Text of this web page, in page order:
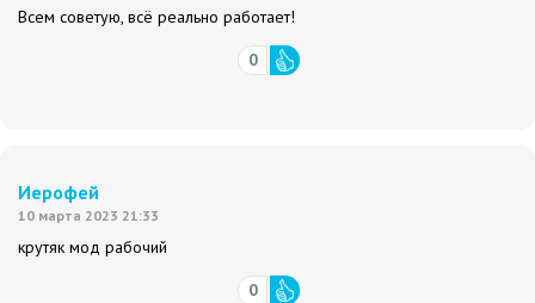
Всем советую, всё реально работает!
0
Иерофей
10 марта 2023 21:33
крутяк мод рабочий
0